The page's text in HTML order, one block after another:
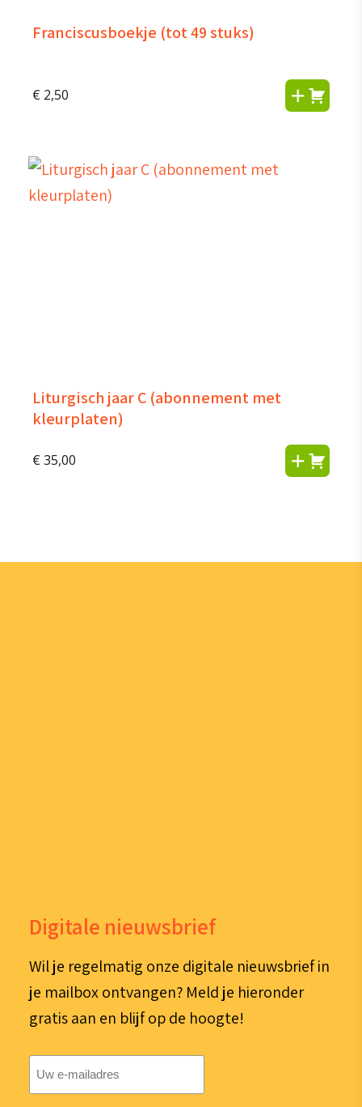
Franciscusboekje (tot 49 stuks)
€ 2,50
Liturgisch jaar C (abonnement met
kleurplaten)
€ 35,00
Digitale nieuwsbrief
Wil je regelmatig onze digitale nieuwsbrief in
je mailbox ontvangen? Meld je hieronder
gratis aan en blijf op de hoogte!